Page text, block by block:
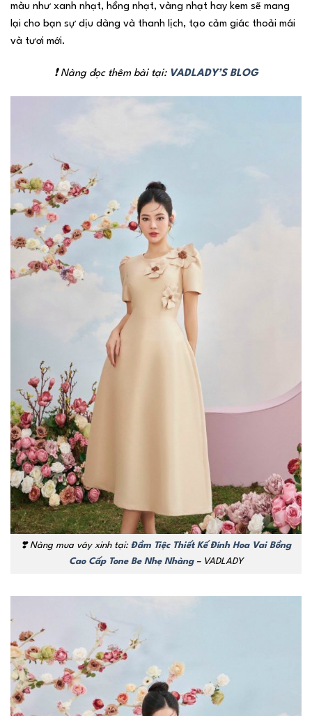
màu như xanh nhạt, hồng nhạt, vàng nhạt hay kem sẽ mang
lại cho bạn sự dịu dàng và thanh lịch, tạo cảm giác thoải mái
và tươi mới.
❗ Nàng đọc thêm bài tại: VADLADY’S BLOG
❣️Nàng mua váy xinh tại: Đầm Tiệc Thiết Kế Đính Hoa Vai Bồng
Cao Cấp Tone Be Nhẹ Nhàng– VADLADY